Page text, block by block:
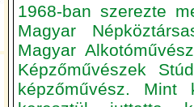
1968-ban szerezte
Magyar
Magyar
Képzőművészek
képzőművész. Mint